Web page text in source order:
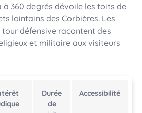
360 degrés dévoile les toits de
lointains des Corbières. Les
défensive racontent des
et militaire aux visiteurs
Durée
de
Accessibilité